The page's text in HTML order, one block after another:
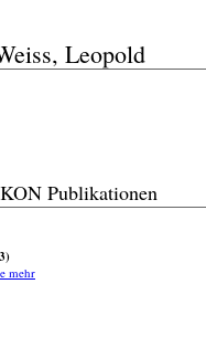
Leopold
Publikationen
mehr